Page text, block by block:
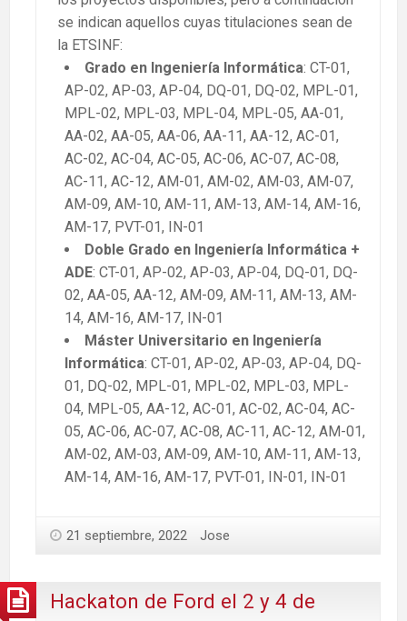
se indican aquellos cuyas titulaciones sean de
la ETSINF:
Grado en Ingeniería Informática: CT-01,
AP-02, AP-03, AP-04, DQ-01, DQ-02, MPL-01,
MPL-02, MPL-03, MPL-04, MPL-05, AA-01,
AA-02, AA-05, AA-06, AA-11, AA-12, AC-01,
AC-02, AC-04, AC-05, AC-06, AC-07, AC-08,
AC-11, AC-12, AM-01, AM-02, AM-03, AM-07,
AM-09, AM-10, AM-11, AM-13, AM-14, AM-16,
AM-17, PVT-01, IN-01
Doble Grado en Ingeniería Informática +
ADE: CT-01, AP-02, AP-03, AP-04, DQ-01, DQ-
02, AA-05, AA-12, AM-09, AM-11, AM-13, AM-
14, AM-16, AM-17, IN-01
Máster Universitario en Ingeniería
Informática: CT-01, AP-02, AP-03, AP-04, DQ-
01, DQ-02, MPL-01, MPL-02, MPL-03, MPL-
04, MPL-05, AA-12, AC-01, AC-02, AC-04, AC-
05, AC-06, AC-07, AC-08, AC-11, AC-12, AM-01,
AM-02, AM-03, AM-09, AM-10, AM-11, AM-13,
AM-14, AM-16, AM-17, PVT-01, IN-01, IN-01
21 septiembre, 2022 Jose
Hackaton de Ford el 2 y 4 de